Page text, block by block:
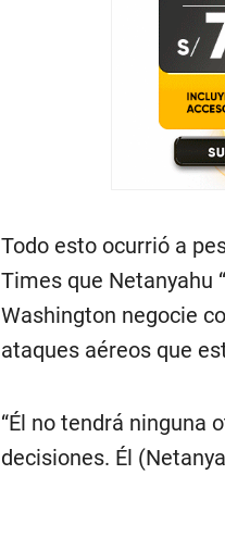
Todo esto ocurrió a
Times que Netanyahu
Washington negocie
ataques aéreos que
“Él no tendrá ninguna
decisiones. Él